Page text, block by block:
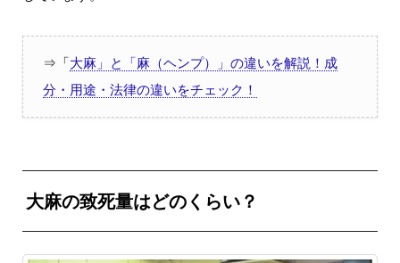
⇒「大麻」と「麻（ヘンプ）」の違いを解説！成
分・用途・法律の違いをチェック！
大麻の致死量はどのくらい？